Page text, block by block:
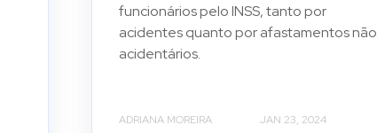
funcionários pelo INSS, tanto por
acidentes quanto por afastamentos não
acidentários.
ADRIANA MOREIRA JAN 23, 2024